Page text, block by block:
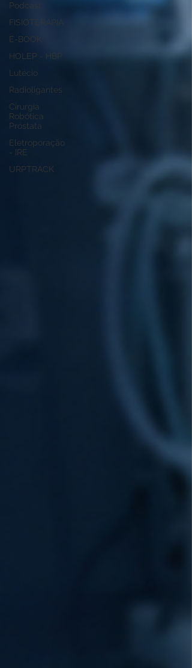
Podcast
FISIOTERAPIA
E-BOOK
HOLEP - HBP
Lutécio
Radioligantes
Cirurgia
Robótica
Próstata
Eletroporação
- IRE
URPTRACK